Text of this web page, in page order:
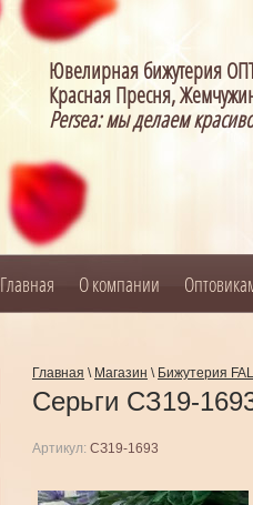
Ювелирная бижутерия
Красная Пресня,
Persea: мы делаем
Главная О компании
Главная \ Магазин \ Бижутерия
Серьги СЗ19-
Артикул: СЗ19-1693